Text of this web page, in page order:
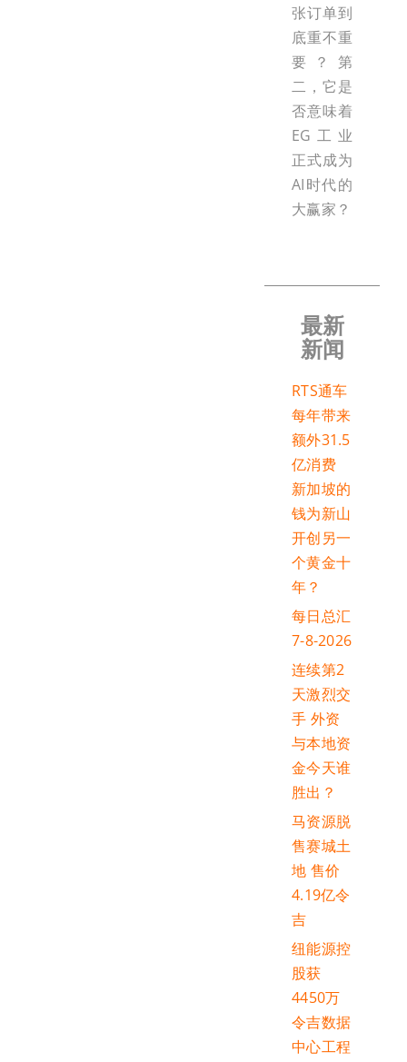
张订单到
底重不重
要？第
二，它是
否意味着
EG工业
正式成为
AI时代的
大赢家？
最新
新闻
RTS通车
每年带来
额外31.5
亿消费
新加坡的
钱为新山
开创另一
个黄金十
年？
每日总汇
7-8-2026
连续第2
天激烈交
手 外资
与本地资
金今天谁
胜出？
马资源脱
售赛城土
地 售价
4.19亿令
吉
纽能源控
股获
4450万
令吉数据
中心工程